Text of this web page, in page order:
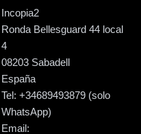
Incopia2
Ronda Bellesguard 44 local
4
08203 Sabadell
España
Tel: +34689493879 (solo
WhatsApp)
Email: